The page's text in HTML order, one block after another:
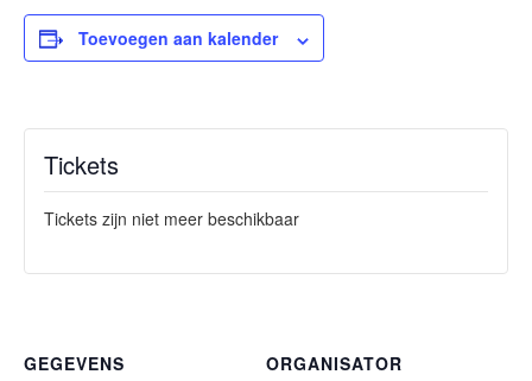
Toevoegen aan kalender
Tickets
Tickets zijn niet meer beschikbaar
GEGEVENS
ORGANISATOR